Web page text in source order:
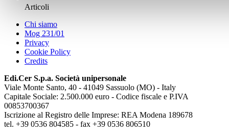
Articoli
Chi siamo
Mog 231/01
Privacy
Cookie Policy
Credits
Edi.Cer S.p.a. Società unipersonale
Viale Monte Santo, 40 - 41049 Sassuolo (MO) - Italy
Capitale Sociale: 2.500.000 euro - Codice fiscale e P.IVA
00853700367
Iscrizione al Registro delle Imprese: REA Modena 189678
tel. +39 0536 804585 - fax +39 0536 806510